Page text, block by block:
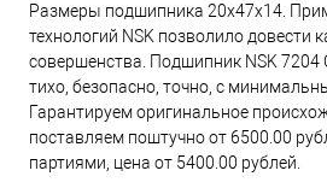
Размеры подшипника 20x47x14.
технологий NSK позволило довести
совершенства. Подшипник NSK 7204
тихо, безопасно, точно, с
Гарантируем оригинальное
поставляем поштучно от 6500.00
партиями, цена от 5400.00 рублей.